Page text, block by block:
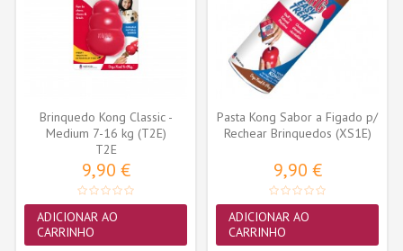
Brinquedo Kong Classic -
Medium 7-16 kg (T2E)
T2E
9,90 €
ADICIONAR AO
CARRINHO
Pasta Kong Sabor a Figado p/
Rechear Brinquedos (XS1E)
9,90 €
ADICIONAR AO
CARRINHO